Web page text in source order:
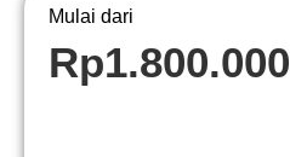
Mulai dari
Rp1.800.000